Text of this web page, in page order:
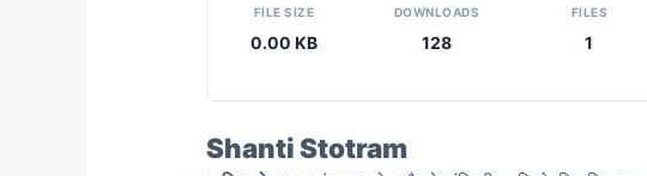
FILE SIZE
0.00 KB
DOWNLOADS
128
FILES
1
Shanti Stotram